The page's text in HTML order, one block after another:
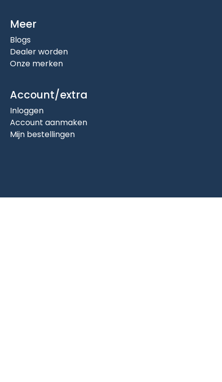
Meer
Blogs
Dealer worden
Onze merken
Account/extra
Inloggen
Account aanmaken
Mijn bestellingen